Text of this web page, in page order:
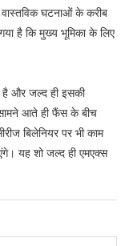
घटनाओं के करीब
है कि मुख्य भूमिका के लिए
है और जल्द ही इसकी
आते ही फैंस के बीच
बिलेनियर पर भी काम
यह शो जल्द ही एमएक्स